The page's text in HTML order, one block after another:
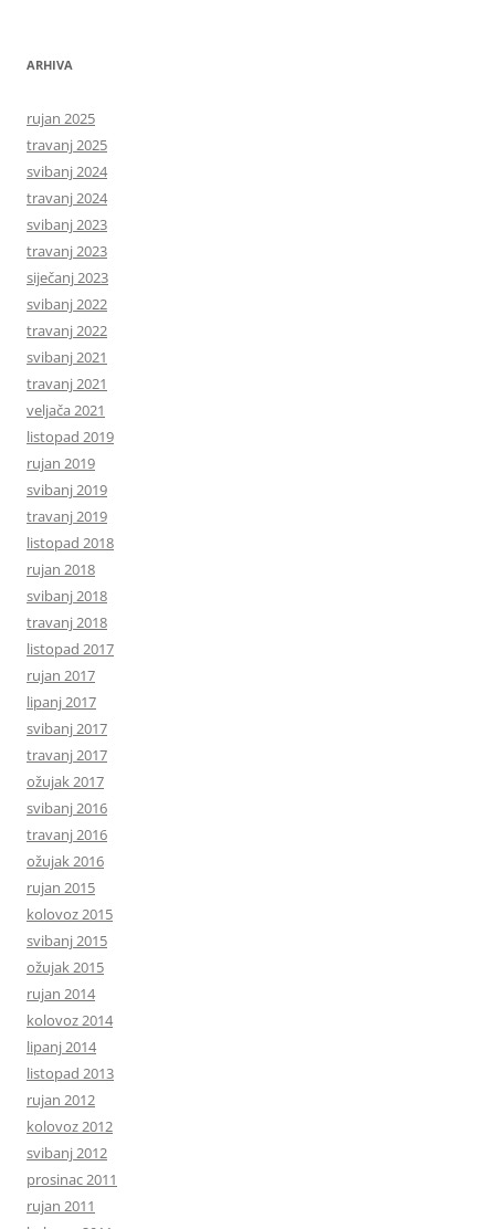
ARHIVA
rujan 2025
travanj 2025
svibanj 2024
travanj 2024
svibanj 2023
travanj 2023
siječanj 2023
svibanj 2022
travanj 2022
svibanj 2021
travanj 2021
veljača 2021
listopad 2019
rujan 2019
svibanj 2019
travanj 2019
listopad 2018
rujan 2018
svibanj 2018
travanj 2018
listopad 2017
rujan 2017
lipanj 2017
svibanj 2017
travanj 2017
ožujak 2017
svibanj 2016
travanj 2016
ožujak 2016
rujan 2015
kolovoz 2015
svibanj 2015
ožujak 2015
rujan 2014
kolovoz 2014
lipanj 2014
listopad 2013
rujan 2012
kolovoz 2012
svibanj 2012
prosinac 2011
rujan 2011